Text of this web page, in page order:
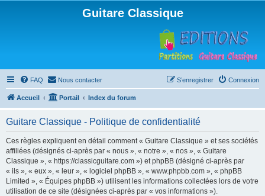
Guitare Classique
FAQ Nous contacter Connexion
S’enregistrer
Accueil Portail Index du forum
Guitare Classique - Politique de confidentialité
Ces règles expliquent en détail comment « Guitare Classique » et ses sociétés
affiliées (désignés ci-après par « nous », « notre », « nos », « Guitare
Classique », « https://classicguitare.com ») et phpBB (désigné ci-après par
« ils », « eux », « leur », « logiciel phpBB », « www.phpbb.com », « phpBB
Limited », « Équipes phpBB ») utilisent les informations collectées lors de votre
utilisation de ce site (désignées ci-après par « vos informations »).